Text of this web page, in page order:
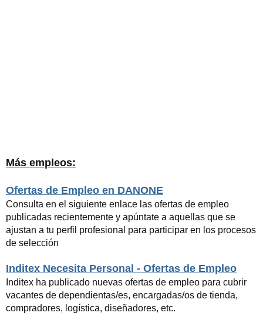
Más empleos:
Ofertas de Empleo en DANONE
Consulta en el siguiente enlace las ofertas de empleo
publicadas recientemente y apúntate a aquellas que se
ajustan a tu perfil profesional para participar en los procesos
de selección
Inditex Necesita Personal - Ofertas de Empleo
Inditex ha publicado nuevas ofertas de empleo para cubrir
vacantes de dependientas/es, encargadas/os de tienda,
compradores, logística, diseñadores, etc.